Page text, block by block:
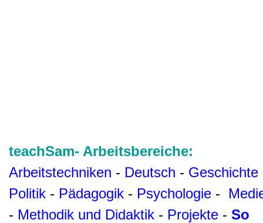
teachSam- Arbeitsbereiche:
Arbeitstechniken - Deutsch - Geschichte
Politik - Pädagogik - Psychologie -
- Methodik und Didaktik - Projekte - So